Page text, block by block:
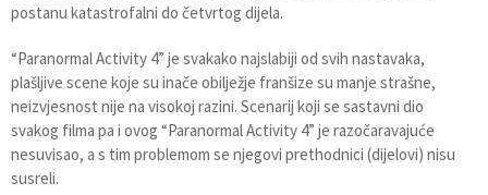
postanu katastrofalni do četvrtog dijela.
“Paranormal Activity 4” je svakako najslabiji od svih nastavaka,
plašljive scene koje su inače obilježje franšize su manje strašne,
neizvjesnost nije na visokoj razini. Scenarij koji se sastavni dio
svakog filma pa i ovog “Paranormal Activity 4” je razočaravajuće
nesuvisao, a s tim problemom se njegovi prethodnici (dijelovi) nisu
susreli.